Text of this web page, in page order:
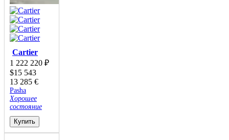
Cartier
1 222 220 ₽
$15 543
13 285 €
Pasha
Хорошее
состояние
Купить